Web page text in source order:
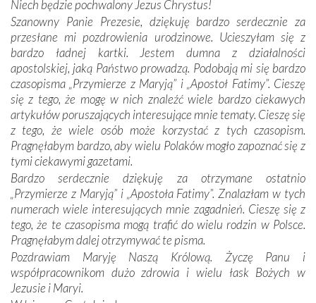
mieliśmy okazję przekonać się, że Maryja swoją opieką
otacza nie tylko nasz naród, lecz wszystkie nacje, które
się Jej ufnie oddają, a także każdą osobę, która zawierza
Jej siebie oraz swych bliskich.
Dzieje Portugalii to również historia wierności Bogu i
odstępstw, także w życiu władców. Trudne momenty w
wymiarze tak osobistym, jak i zbiorowym, przypominają o
konieczności ciągłego zabiegania o własną duszę i o łaskę
Opatrzności. Wierność przynosi pomyślność –
przynajmniej w życiu duchowym. Odstępstwo owocuje
nieszczęściem i śmiercią. Te uniwersalne prawdy
przychodziły na myśl, gdy słuchaliśmy opowieści
przewodników o portugalskich monarchach i wodzach,
zwycięskich bitwach i nieszczęśliwych losach grzesznych
kochanków.
Byli tym razem pośród Apostołów Fatimy reprezentanci
każdego spośród żyjących pokoleń. Najmłodszy uczestnik
Niech będzie pochwalony Jezus Chrystus!
Szanowny Panie Prezesie, dziękuję bardzo serdecznie za
przesłane mi pozdrowienia urodzinowe. Ucieszyłam się z
bardzo ładnej kartki. Jestem dumna z działalności
apostolskiej, jaką Państwo prowadzą. Podobają mi się bardzo
czasopisma „Przymierze z Maryją” i „Apostoł Fatimy”. Cieszę
się z tego, że mogę w nich znaleźć wiele bardzo ciekawych
artykułów poruszających interesujące mnie tematy. Cieszę się
z tego, że wiele osób może korzystać z tych czasopism.
Pragnęłabym bardzo, aby wielu Polaków mogło zapoznać się z
tymi ciekawymi gazetami.
Bardzo serdecznie dziękuję za otrzymane ostatnio
„Przymierze z Maryją” i „Apostoła Fatimy”. Znalazłam w tych
numerach wiele interesujących mnie zagadnień. Cieszę się z
tego, że te czasopisma mogą trafić do wielu rodzin w Polsce.
Pragnęłabym dalej otrzymywać te pisma.
Pozdrawiam Maryję Naszą Królową. Życzę Panu i
współpracownikom dużo zdrowia i wielu łask Bożych w
Jezusie i Maryi.